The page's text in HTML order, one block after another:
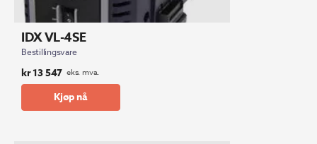
IDX VL-4SE
Bestillingsvare
kr13 547 eks. mva.
Kjøp nå